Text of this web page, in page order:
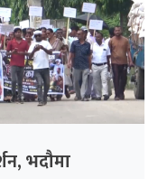
भदौमा